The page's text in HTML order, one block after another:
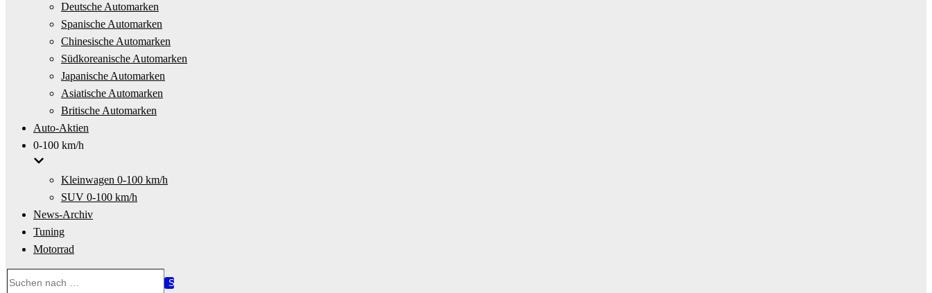
Deutsche Automarken
Spanische Automarken
Chinesische Automarken
Südkoreanische Automarken
Japanische Automarken
Asiatische Automarken
Britische Automarken
Auto-Aktien
0-100 km/h
Kleinwagen 0-100 km/h
SUV 0-100 km/h
News-Archiv
Tuning
Motorrad
nach …